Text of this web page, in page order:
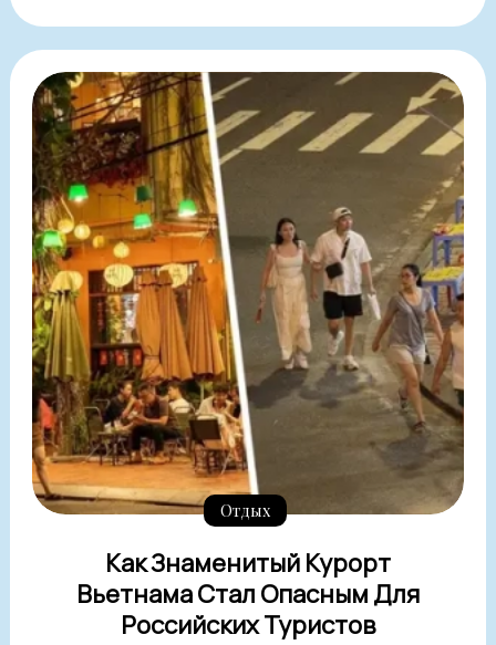
Отдых
Как Знаменитый Курорт
Вьетнама Стал Опасным Для
Российских Туристов